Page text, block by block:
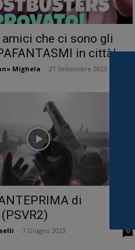
che ci sono gli
in città!
Mighela 21 Settembre 2023
di
7 Giugno 2023 0